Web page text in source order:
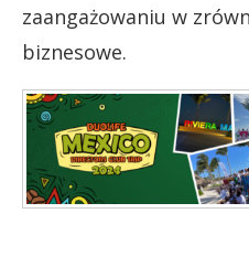
zaangażowaniu w
biznesowe.